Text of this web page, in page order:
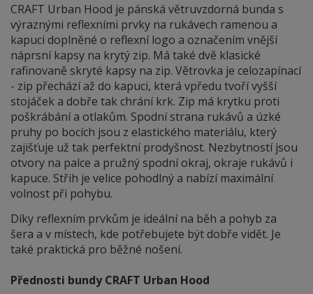
CRAFT Urban Hood je pánská větruvzdorná bunda s
výraznými reflexními prvky na rukávech ramenou a
kapuci doplněné o reflexní logo a označením vnější
náprsní kapsy na krytý zip. Má také dvě klasické
rafinovaně skryté kapsy na zip. Větrovka je celozapínací
- zip přechází až do kapuci, která vpředu tvoří vyšší
stojáček a dobře tak chrání krk. Zip má krytku proti
poškrábání a otlakům. Spodní strana rukávů a úzké
pruhy po bocích jsou z elastického materiálu, který
zajišťuje už tak perfektní prodyšnost. Nezbytností jsou
otvory na palce a pružný spodní okraj, okraje rukávů i
kapuce. Střih je velice pohodlný a nabízí maximální
volnost při pohybu.
Díky reflexním prvkům je ideální na běh a pohyb za
šera a v místech, kde potřebujete být dobře vidět. Je
také praktická pro běžné nošení.
Přednosti bundy CRAFT Urban Hood